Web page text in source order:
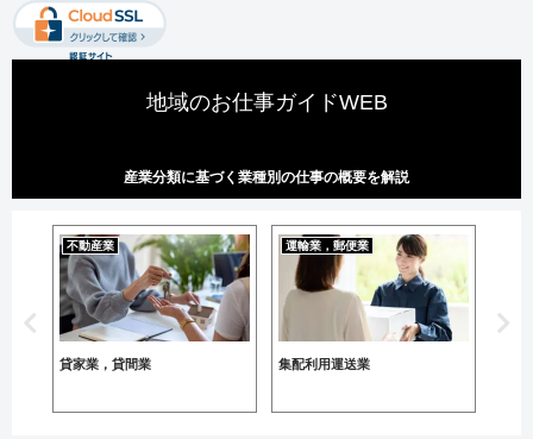
地域のお仕事ガイドWEB
産業分類に基づく業種別の仕事の概要を解説
不動産業
貸家業，貸間業
運輸業，郵便業
集配利用運送業